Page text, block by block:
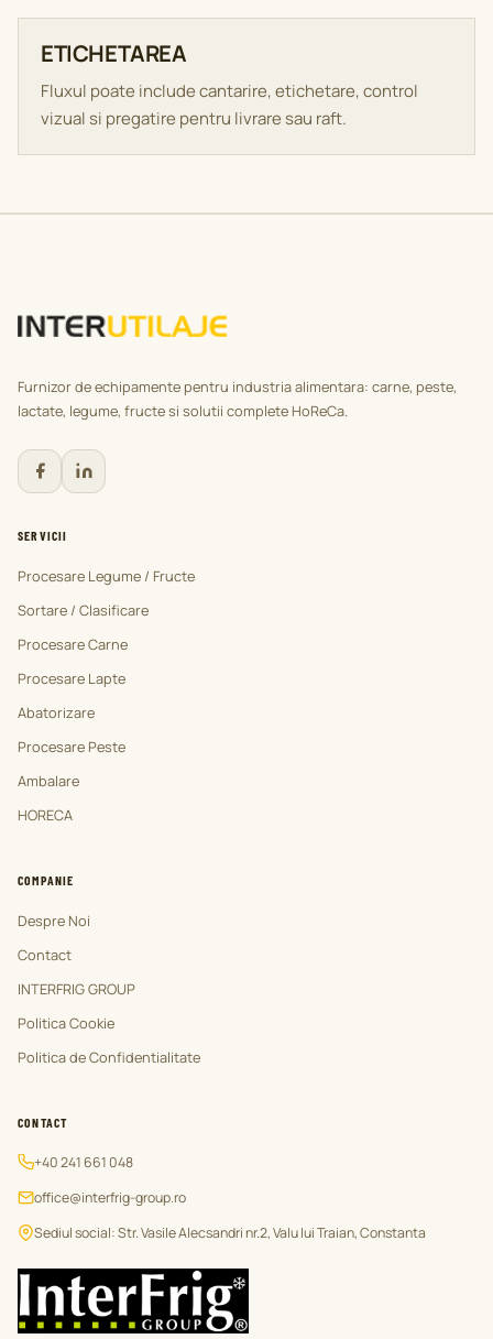
ETICHETAREA
Fluxul poate include cantarire, etichetare, control
vizual si pregatire pentru livrare sau raft.
Furnizor de echipamente pentru industria alimentara: carne, peste,
lactate, legume, fructe si solutii complete HoReCa.
SERVICII
Procesare Legume / Fructe
Sortare / Clasificare
Procesare Carne
Procesare Lapte
Abatorizare
Procesare Peste
Ambalare
HORECA
COMPANIE
Despre Noi
Contact
INTERFRIG GROUP
Politica Cookie
Politica de Confidentialitate
CONTACT
+40 241 661 048
office@interfrig-group.ro
Sediul social: Str. Vasile Alecsandri nr.2, Valu lui Traian, Constanta